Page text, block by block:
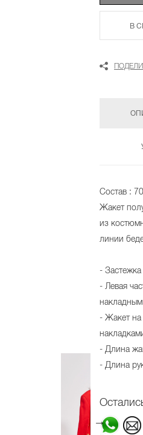
В
Состав :
Жакет
из
линии
-
- Левая
- Жакет на
- Длина
- Длина